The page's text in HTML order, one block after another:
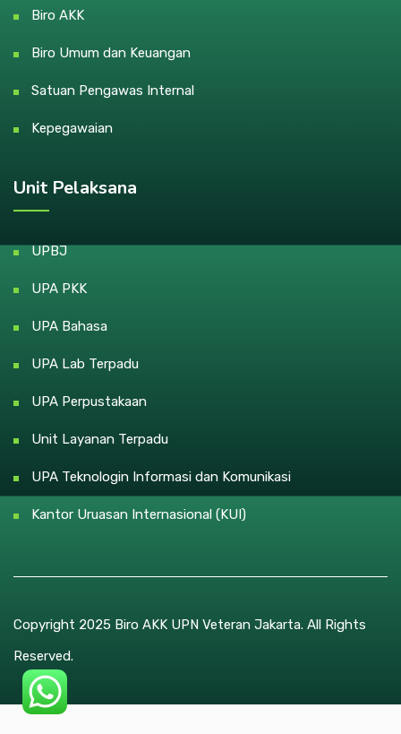
Biro AKK
Biro Umum dan Keuangan
Satuan Pengawas Internal
Kepegawaian
Unit Pelaksana
UPBJ
UPA PKK
UPA Bahasa
UPA Lab Terpadu
UPA Perpustakaan
Unit Layanan Terpadu
UPA Teknologin Informasi dan Komunikasi
Kantor Uruasan Internasional (KUI)
Copyright 2025 Biro AKK UPN Veteran Jakarta. All Rights
Reserved.